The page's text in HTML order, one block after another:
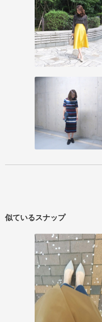
似ているスナップ